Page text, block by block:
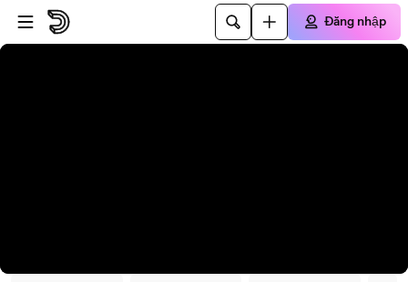
Đi đến trình phát
Đi đến nội dung chính
Đăng nhập